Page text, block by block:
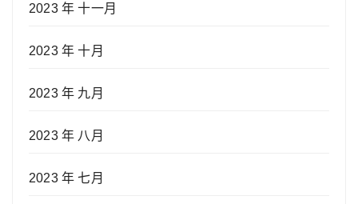
2023 年 十一月
2023 年 十月
2023 年 九月
2023 年 八月
2023 年 七月